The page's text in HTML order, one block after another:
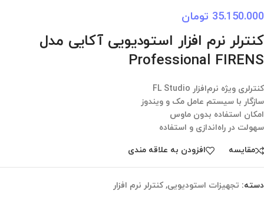
35.150.000 تومان
کنترلر نرم افزار استودیویی آکایی مدل
Professional FIRENS
کنترلری ویژه نرم‌افزار FL Studio
سازگار با سیستم عامل مک و ویندوز
امکان استفاده بدون ماوس
سهولت در راه‌اندازی و استفاده
مقایسه افزودن به علاقه مندی
دسته: تجهیزات استودیویی, کنترلر نرم افزار